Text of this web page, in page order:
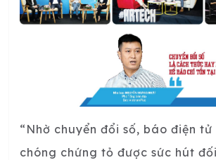
“Nhờ chuyển đổi số, báo điện tử
chóng chứng tỏ được sức hút